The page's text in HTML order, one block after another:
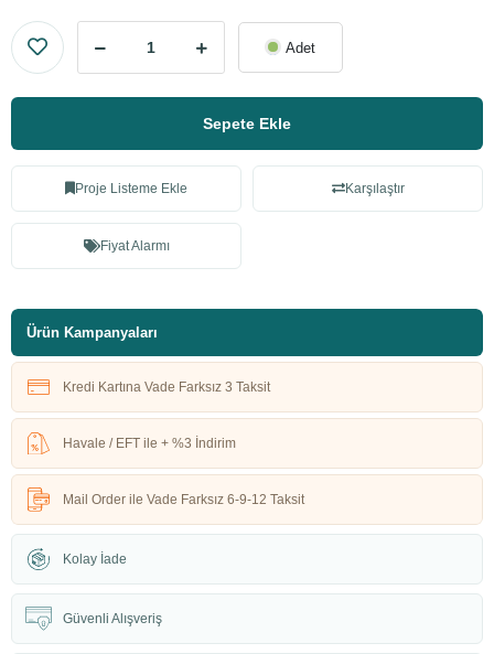
Adet
Sepete Ekle
Proje Listeme Ekle Karşılaştır
Fiyat Alarmı
Ürün Kampanyaları
Kredi Kartına Vade Farksız 3 Taksit
Havale / EFT ile + %3 İndirim
Mail Order ile Vade Farksız 6-9-12 Taksit
Kolay İade
Güvenli Alışveriş